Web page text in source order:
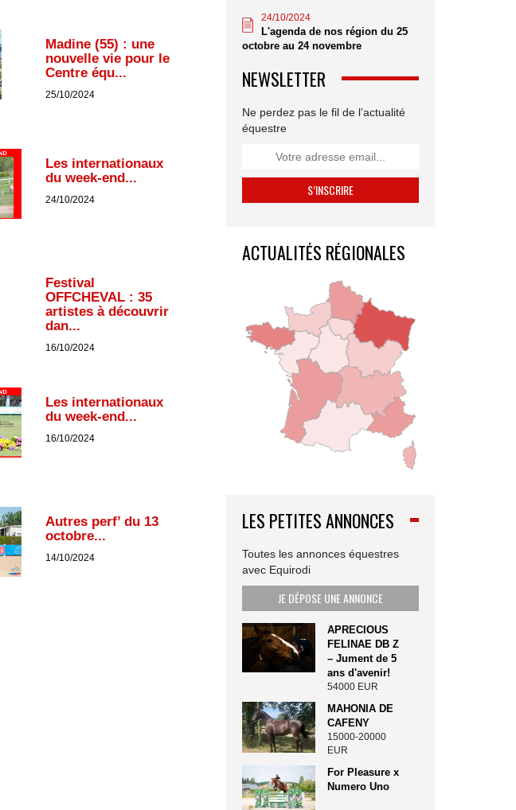
Madine (55) : une
nouvelle vie pour le
Centre équ...
25/10/2024
Les internationaux
du week-end...
24/10/2024
Festival
OFFCHEVAL : 35
artistes à découvrir
dan...
16/10/2024
Les internationaux
du week-end...
16/10/2024
Autres perf’ du 13
octobre...
14/10/2024
24/10/2024
L'agenda de nos région du 25
octobre au 24 novembre
NEWSLETTER
Ne perdez pas le fil de l’actualité
équestre
ACTUALITÉS RÉGIONALES
LES PETITES ANNONCES
Toutes les annonces équestres
avec Equirodi
JE DÉPOSE UNE ANNONCE
APRECIOUS
FELINAE DB Z
– Jument de 5
ans d'avenir!
54000 EUR
MAHONIA DE
CAFENY
15000-20000
EUR
For Pleasure x
Numero Uno